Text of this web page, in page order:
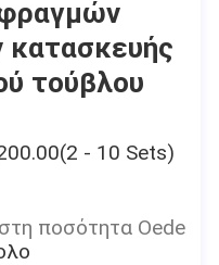
κατασκευής
τούβλου
- 10 Sets)
ποσότητα Oeder